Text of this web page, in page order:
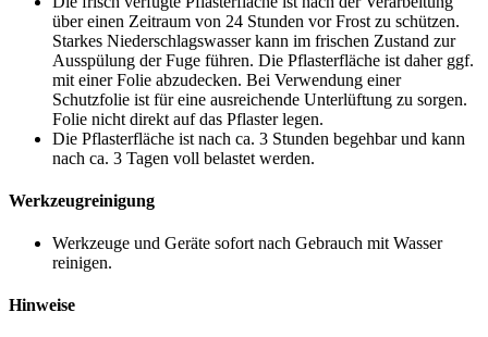
über einen Zeitraum von 24 Stunden vor Frost zu schützen.
Starkes Niederschlagswasser kann im frischen Zustand zur
Ausspülung der Fuge führen. Die Pflasterfläche ist daher ggf.
mit einer Folie abzudecken. Bei Verwendung einer
Schutzfolie ist für eine ausreichende Unterlüftung zu sorgen.
Folie nicht direkt auf das Pflaster legen.
Die Pflasterfläche ist nach ca. 3 Stunden begehbar und kann
nach ca. 3 Tagen voll belastet werden.
Werkzeugreinigung
Werkzeuge und Geräte sofort nach Gebrauch mit Wasser
reinigen.
Hinweise